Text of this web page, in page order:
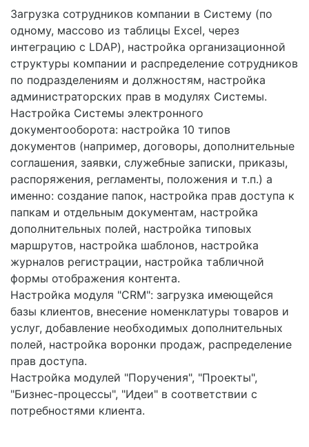
Загрузка сотрудников компании в Систему (по
одному, массово из таблицы Excel, через
интеграцию с LDAP), настройка организационной
структуры компании и распределение сотрудников
по подразделениям и должностям, настройка
администраторских прав в модулях Системы.
Настройка Системы электронного
документооборота: настройка 10 типов
документов (например, договоры, дополнительные
соглашения, заявки, служебные записки, приказы,
распоряжения, регламенты, положения и т.п.) а
именно: создание папок, настройка прав доступа к
папкам и отдельным документам, настройка
дополнительных полей, настройка типовых
маршрутов, настройка шаблонов, настройка
журналов регистрации, настройка табличной
формы отображения контента.
Настройка модуля "CRM": загрузка имеющейся
базы клиентов, внесение номенклатуры товаров и
услуг, добавление необходимых дополнительных
полей, настройка воронки продаж, распределение
прав доступа.
Настройка модулей "Поручения", "Проекты",
"Бизнес-процессы", "Идеи" в соответствии с
потребностями клиента.